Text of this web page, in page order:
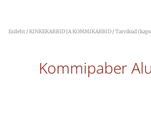
Esileht/KINKEKARBID JA KOMMIKARBID/Tarvikud
Kommipaber